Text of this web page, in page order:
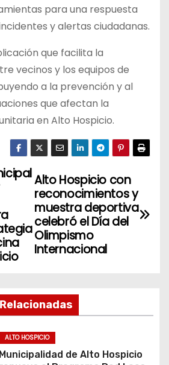
para una respuesta
y alertas ciudadanas.
que facilita la
vecinos y los equipos de
a la prevención y al
que afectan la
en Alto Hospicio.
Alto Hospicio con
reconocimientos y
muestra deportiva
celebró el Día del
Olimpismo
Internacional
ALTO HOSPICIO
de Alto Hospicio